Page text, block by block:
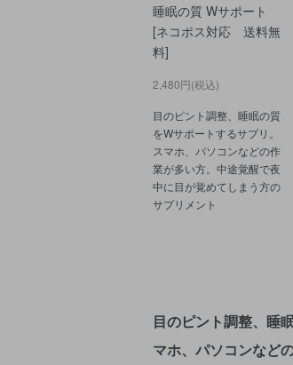
目のピント調整、睡
マホ、パソコンなど
睡眠の質 Wサポート
[ネコポス対応 送料無
料]
2,480円(税込)
目のピント調整、睡眠の質
をWサポートするサプリ。
スマホ、パソコンなどの作
業が多い方。中途覚醒で夜
中に目が覚めてしまう方の
サプリメント